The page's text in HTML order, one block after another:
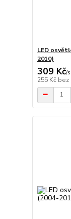
LED
2010)
309 Kč/
255 Kč bez